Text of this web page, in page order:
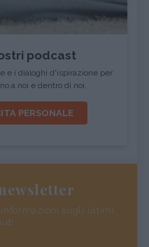
podcast
e i dialoghi d'ispirazione per
a noi e dentro di noi.
PERSONALE
sugli ultimi